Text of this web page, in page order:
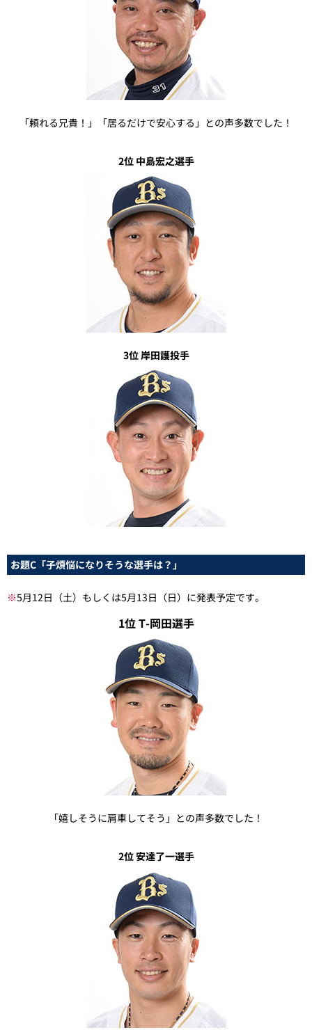
「頼れる兄貴！」「居るだけで安心する」との声多数でした！
2位 中島宏之選手
3位 岸田護投手
お題C「子煩悩になりそうな選手は？」
※5月12日（土）もしくは5月13日（日）に発表予定です。
1位 T-岡田選手
「嬉しそうに肩車してそう」との声多数でした！
2位 安達了一選手